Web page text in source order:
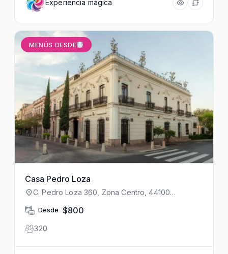
Experiencia mágica
MENÚS DESDE
Casa Pedro Loza
C. Pedro Loza 360, Zona Centro, 44100
Desde $800
320